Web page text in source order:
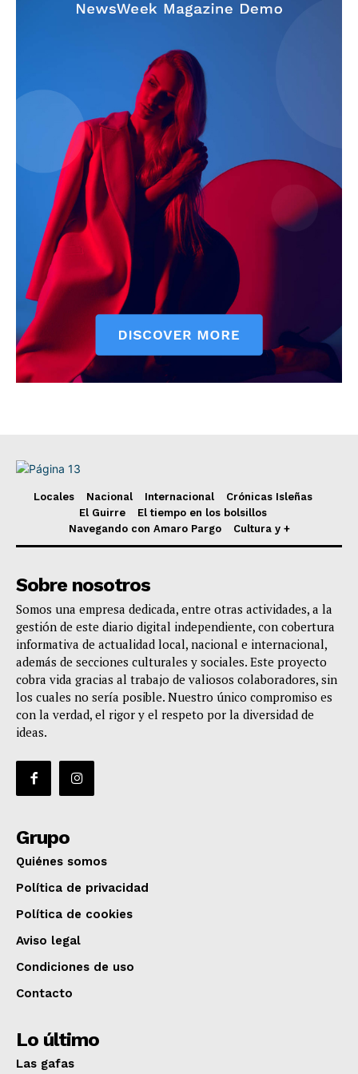
es ofrecer contenidos que aporten valor, inviten a la
Este proyecto no tendría sentido sin el talento y la
entrega de nuestros colaboradores. Son ellos quienes
enriquecen cada sección con su mirada, su conocimiento
y su sensibilidad, convirtiendo cada publicación en una
experiencia significativa para nuestros lectores.
Nos definimos por lo que hacemos y no por lo que
apoyamos. No respondemos a ninguna tendencia política
o religiosa. Nuestro único compromiso es con la verdad,
el rigor y el respeto. Apostamos por una cobertura
informativa diversa, cultural y social, que refleje distintas
voces y realidades, siempre desde la honestidad y la
responsabilidad editorial.
Gracias por acompañarnos en este camino.
Locales Nacional Internacional
Crónicas Isleñas
El Guirre
El tiempo en los bolsillos
Navegando con Amaro Pargo
Cultura y +
Sobre nosotros
Somos una empresa dedicada, entre otras actividades, a la
gestión de este diario digital independiente, con cobertura
informativa de actualidad local, nacional e internacional,
además de secciones culturales y sociales. Este proyecto
cobra vida gracias al trabajo de valiosos colaboradores, sin
los cuales no sería posible. Nuestro único compromiso es
con la verdad, el rigor y el respeto por la diversidad de
ideas.
Grupo
Quiénes somos
Política de privacidad
Política de cookies
Aviso legal
Condiciones de uso
Contacto
Lo último
Las gafas